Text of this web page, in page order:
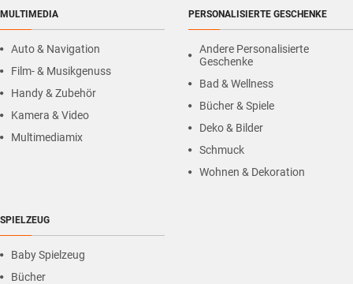
MULTIMEDIA
Auto & Navigation
Film- & Musikgenuss
Handy & Zubehör
Kamera & Video
Multimediamix
PERSONALISIERTE GESCHENKE
Andere Personalisierte
Geschenke
Bad & Wellness
Bücher & Spiele
Deko & Bilder
Schmuck
Wohnen & Dekoration
SPIELZEUG
Baby Spielzeug
Bücher